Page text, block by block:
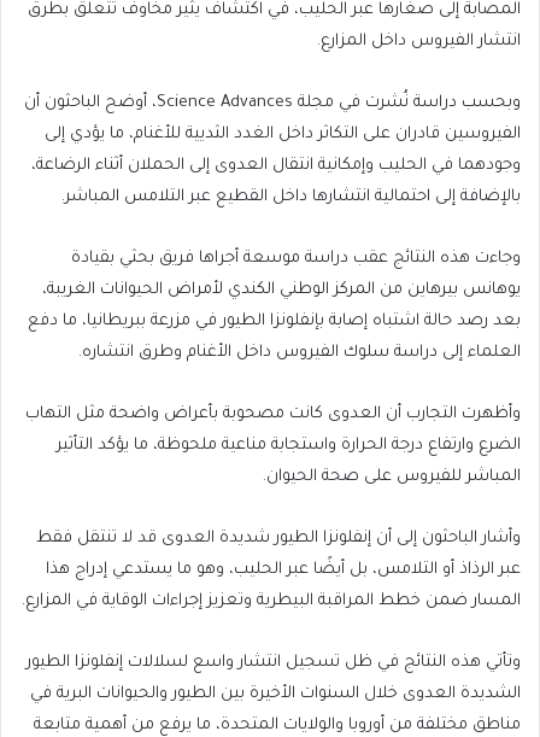
المصابة إلى صغارها عبر الحليب، في اكتشاف يثير مخاوف تتعلق بطرق
انتشار الفيروس داخل المزارع.
وبحسب دراسة نُشرت في مجلة Science Advances، أوضح الباحثون أن
الفيروسين قادران على التكاثر داخل الغدد الثديية للأغنام، ما يؤدي إلى
وجودهما في الحليب وإمكانية انتقال العدوى إلى الحملان أثناء الرضاعة،
بالإضافة إلى احتمالية انتشارها داخل القطيع عبر التلامس المباشر.
وجاءت هذه النتائج عقب دراسة موسعة أجراها فريق بحثي بقيادة
يوهانس بيرهاين من المركز الوطني الكندي لأمراض الحيوانات الغريبة،
بعد رصد حالة اشتباه إصابة بإنفلونزا الطيور في مزرعة ببريطانيا، ما دفع
العلماء إلى دراسة سلوك الفيروس داخل الأغنام وطرق انتشاره.
وأظهرت التجارب أن العدوى كانت مصحوبة بأعراض واضحة مثل التهاب
الضرع وارتفاع درجة الحرارة واستجابة مناعية ملحوظة، ما يؤكد التأثير
المباشر للفيروس على صحة الحيوان.
وأشار الباحثون إلى أن إنفلونزا الطيور شديدة العدوى قد لا تنتقل فقط
عبر الرذاذ أو التلامس، بل أيضًا عبر الحليب، وهو ما يستدعي إدراج هذا
المسار ضمن خطط المراقبة البيطرية وتعزيز إجراءات الوقاية في المزارع.
وتأتي هذه النتائج في ظل تسجيل انتشار واسع لسلالات إنفلونزا الطيور
الشديدة العدوى خلال السنوات الأخيرة بين الطيور والحيوانات البرية في
مناطق مختلفة من أوروبا والولايات المتحدة، ما يرفع من أهمية متابعة